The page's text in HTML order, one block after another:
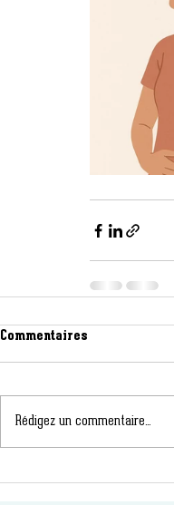
Commentaires
Rédigez un commentaire...